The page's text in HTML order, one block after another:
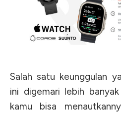
Salah satu keunggulan
ini digemari lebih
kamu bisa